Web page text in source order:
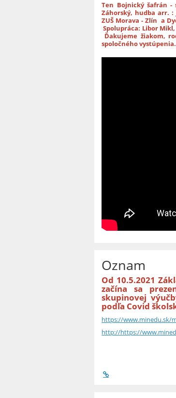
Ten Bojnický
Záhorský, hudba arr.
ZUŠ Morava -
Spolupráca: Libor Mikl,
Ďakujeme žiakom,
spoločného vystúpenia.
Oznam
Od 10.5.2021
začína sa
skupinovej
podľa Covid
https://www.minedu.sk/
http://https://